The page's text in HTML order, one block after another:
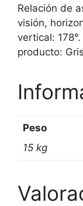
Relación de
visión,
vertical:
producto: Gris
Peso
15 kg